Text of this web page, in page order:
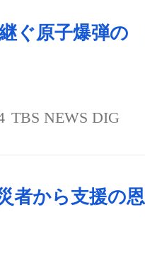
ぐ原子爆弾の
TBS NEWS DIG
者から支援の恩